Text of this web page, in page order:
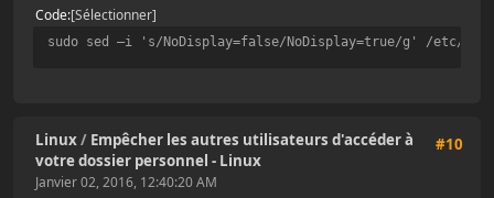
Code Sélectionner
sudo sed –i 's/NoDisplay=false/NoDisplay=true/g' /etc/
#10
Linux/ Empêcher les autres utilisateurs d'accéder à
votre dossier personnel - Linux
Janvier 02, 2016, 12:40:20 AM